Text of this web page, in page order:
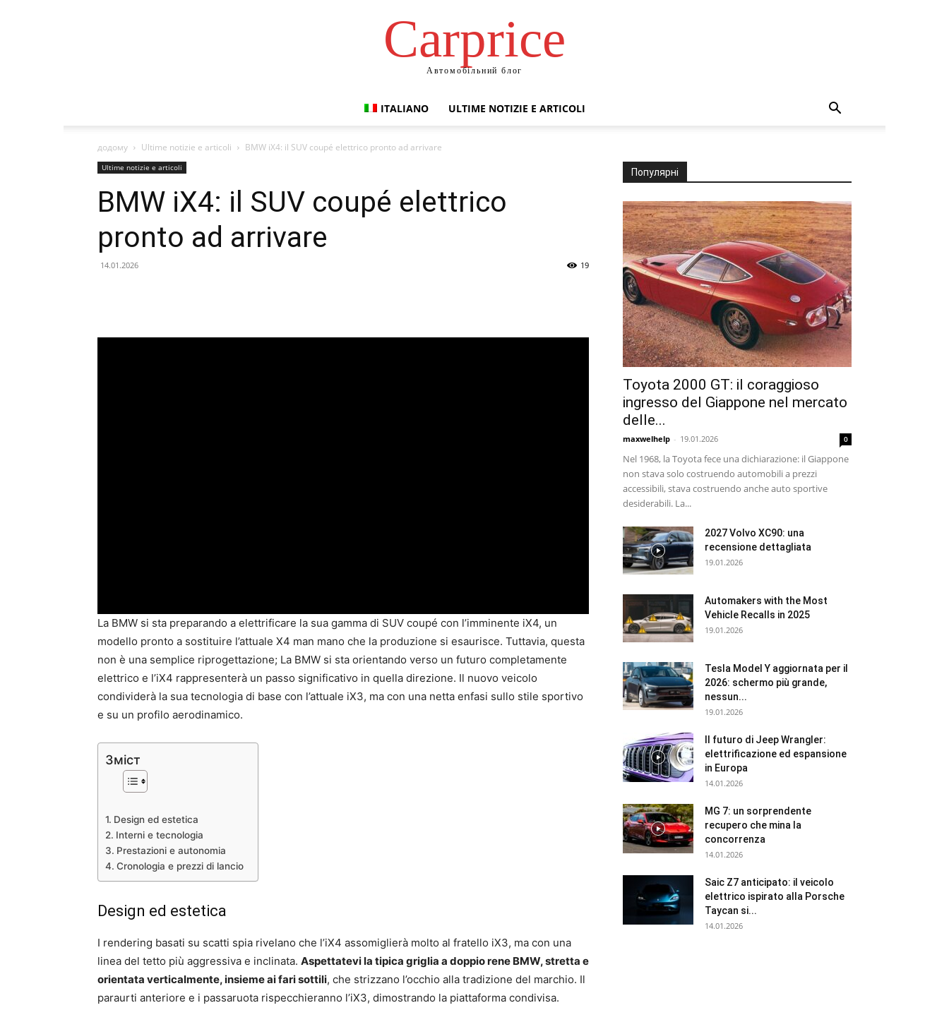
Сarprice
Автомобільний блог
ITALIANO ULTIME NOTIZIE E ARTICOLI
додому Ultime notizie e articoli BMW iX4: il SUV coupé elettrico pronto ad arrivare
Ultime notizie e articoli
BMW iX4: il SUV coupé elettrico
pronto ad arrivare
14.01.2026 19
La BMW si sta preparando a elettrificare la sua gamma di SUV coupé con l’imminente iX4, un
modello pronto a sostituire l’attuale X4 man mano che la produzione si esaurisce. Tuttavia, questa
non è una semplice riprogettazione; La BMW si sta orientando verso un futuro completamente
elettrico e l’iX4 rappresenterà un passo significativo in quella direzione. Il nuovo veicolo
condividerà la sua tecnologia di base con l’attuale iX3, ma con una netta enfasi sullo stile sportivo
e su un profilo aerodinamico.
Зміст
Design ed estetica
Interni e tecnologia
Prestazioni e autonomia
Cronologia e prezzi di lancio
Design ed estetica
I rendering basati su scatti spia rivelano che l’iX4 assomiglierà molto al fratello iX3, ma con una
linea del tetto più aggressiva e inclinata. Aspettatevi la tipica griglia a doppio rene BMW, stretta e
orientata verticalmente, insieme ai fari sottili, che strizzano l’occhio alla tradizione del marchio. Il
paraurti anteriore e i passaruota rispecchieranno l’iX3, dimostrando la piattaforma condivisa.
Популярні
Toyota 2000 GT: il coraggioso
ingresso del Giappone nel mercato
delle...
maxwelhelp - 19.01.2026 0
Nel 1968, la Toyota fece una dichiarazione: il Giappone
non stava solo costruendo automobili a prezzi
accessibili, stava costruendo anche auto sportive
desiderabili. La...
2027 Volvo XC90: una
recensione dettagliata
19.01.2026
Automakers with the Most
Vehicle Recalls in 2025
19.01.2026
Tesla Model Y aggiornata per il
2026: schermo più grande,
nessun...
19.01.2026
Il futuro di Jeep Wrangler:
elettrificazione ed espansione
in Europa
14.01.2026
MG 7: un sorprendente
recupero che mina la
concorrenza
14.01.2026
Saic Z7 anticipato: il veicolo
elettrico ispirato alla Porsche
Taycan si...
14.01.2026